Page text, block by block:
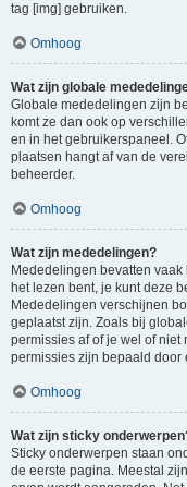
tag [img] gebruiken.
Omhoog
Wat zijn globale
Globale mededelingen zijn
komt ze dan ook op
en in het gebruikerspaneel.
plaatsen hangt af van de
beheerder.
Omhoog
Wat zijn mededelingen?
Mededelingen bevatten
het lezen bent, je kunt deze
Mededelingen verschijnen
geplaatst zijn. Zoals bij
permissies af of je wel of
permissies zijn bepaald door
Omhoog
Wat zijn sticky
Sticky onderwerpen staan
de eerste pagina. Meestal